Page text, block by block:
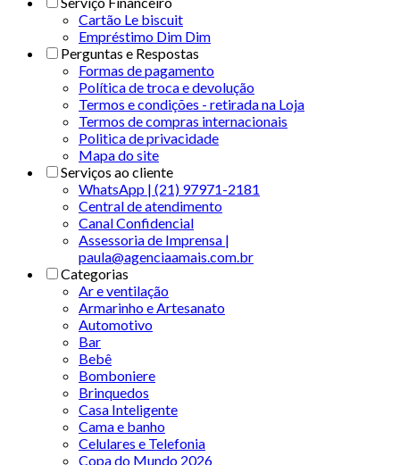
Cartão Le biscuit
Empréstimo Dim Dim
Perguntas e Respostas
Formas de pagamento
Política de troca e devolução
Termos e condições - retirada na Loja
Termos de compras internacionais
Politica de privacidade
Mapa do site
Serviços ao cliente
WhatsApp | (21) 97971-2181
Central de atendimento
Canal Confidencial
Assessoria de Imprensa |
paula@agenciaamais.com.br
Categorias
Ar e ventilação
Armarinho e Artesanato
Automotivo
Bar
Bebê
Bomboniere
Brinquedos
Casa Inteligente
Cama e banho
Celulares e Telefonia
Copa do Mundo 2026